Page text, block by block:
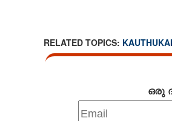
RELATED TOPICS:
ഒരു